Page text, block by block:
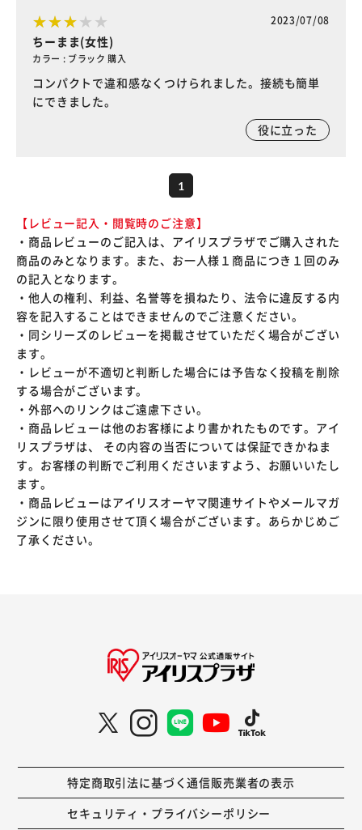
2023/07/08
ちーまま(女性)
カラー : ブラック 購入
コンパクトで違和感なくつけられました。接続も簡単
にできました。
役に立った
1
【レビュー記入・閲覧時のご注意】
・商品レビューのご記入は、アイリスプラザでご購入された
商品のみとなります。また、お一人様１商品につき１回のみ
の記入となります。
・他人の権利、利益、名誉等を損ねたり、法令に違反する内
容を記入することはできませんのでご注意ください。
・同シリーズのレビューを掲載させていただく場合がござい
ます。
・レビューが不適切と判断した場合には予告なく投稿を削除
する場合がございます。
・外部へのリンクはご遠慮下さい。
・商品レビューは他のお客様により書かれたものです。アイ
リスプラザは、 その内容の当否については保証できかねま
す。お客様の判断でご利用くださいますよう、お願いいたし
ます。
・商品レビューはアイリスオーヤマ関連サイトやメールマガ
ジンに限り使用させて頂く場合がございます。あらかじめご
了承ください。
特定商取引法に基づく通信販売業者の表示
セキュリティ・プライバシーポリシー